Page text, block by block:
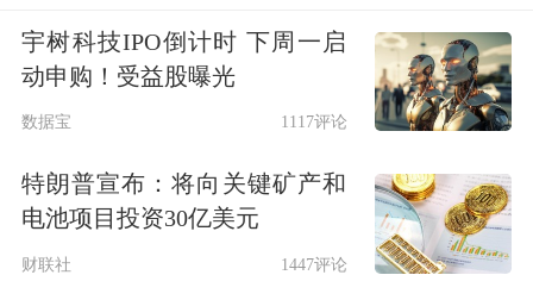
公司就以下问题进行了回复：投资者关
汽车电机业务
公司在汽车电机应用领域围绕产品结构
优化与市场拓展稳步推进:一方面,公司
宇树科技IPO倒计时 下周一启
动申购！受益股曝光
数据宝 1117评论
特朗普宣布：将向关键矿产和
电池项目投资30亿美元
财联社 1447评论